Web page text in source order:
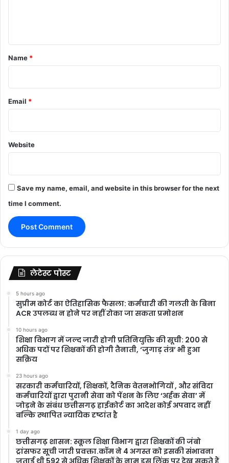
*
Name *
Email *
Website
Save my name, email, and website in this browser for the next
time I comment.
लेटेस्ट पोस्ट
5 hours ago
सुप्रीम कोर्ट का ऐतिहासिक फैसला: कर्मचारी की गलती के बिना
ACR उपलब्ध न होने पर नहीं रोका जा सकता प्रमोशन
10 hours ago
शिक्षा विभाग में जल्द जारी होगी प्रतिनियुक्ति की सूची: 200 से
अधिक पदों पर शिक्षकों की होगी तैनाती, ‘जुगाड़ तंत्र’ भी हुआ
सक्रिय
23 hours ago
सरकारी कर्मचारियों, शिक्षकों, दैनिक वेतनभोगियों , और संविदा
कर्मचारियों द्वारा पुरानी सेवा को पेंशन के लिए ‘अर्हक सेवा’ में
जोड़ने के संबंध छत्तीसगढ़ हाईकोर्ट का आदेश कोई अपवाद नहीं
बल्कि स्थापित न्यायिक दृष्टांत है
1 day ago
छत्तीसगढ़ शासन: स्कूल शिक्षा विभाग द्वारा शिक्षकों की जंबो
ट्रांसफर सूची जारी प्रवक्ता.कॉम ने 4 अगस्त को इसकी संभावना